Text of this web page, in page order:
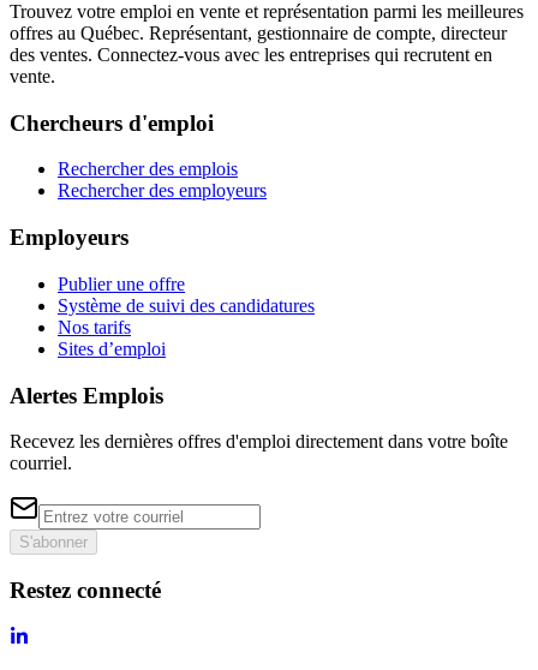
Trouvez votre emploi en vente et représentation parmi les meilleures
offres au Québec. Représentant, gestionnaire de compte, directeur
des ventes. Connectez-vous avec les entreprises qui recrutent en
vente.
Chercheurs d'emploi
Rechercher des emplois
Rechercher des employeurs
Employeurs
Publier une offre
Système de suivi des candidatures
Nos tarifs
Sites d’emploi
Alertes Emplois
Recevez les dernières offres d'emploi directement dans votre boîte
courriel.
S'abonner
Restez connecté